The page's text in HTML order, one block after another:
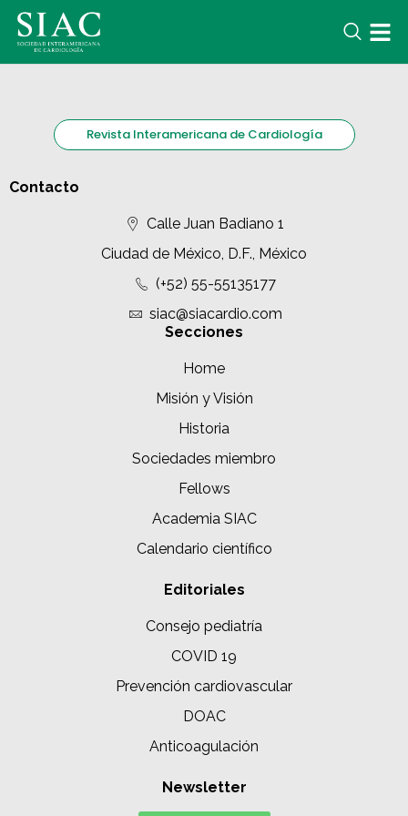
Revista Interamericana de Cardiología
Contacto
Calle Juan Badiano 1
Ciudad de México, D.F., México
(+52) 55-55135177
siac@siacardio.com
Secciones
Home
Misión y Visión
Historia
Sociedades miembro
Fellows
Academia SIAC
Calendario científico
Editoriales
Consejo pediatría
COVID 19
Prevención cardiovascular
DOAC
Anticoagulación
Newsletter